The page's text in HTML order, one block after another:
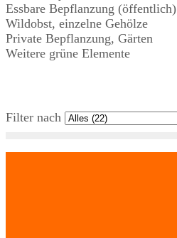
Essbare Bepflanzung (öffentlich)
Wildobst, einzelne Gehölze
Private Bepflanzung, Gärten
Weitere grüne Elemente
Filter nach